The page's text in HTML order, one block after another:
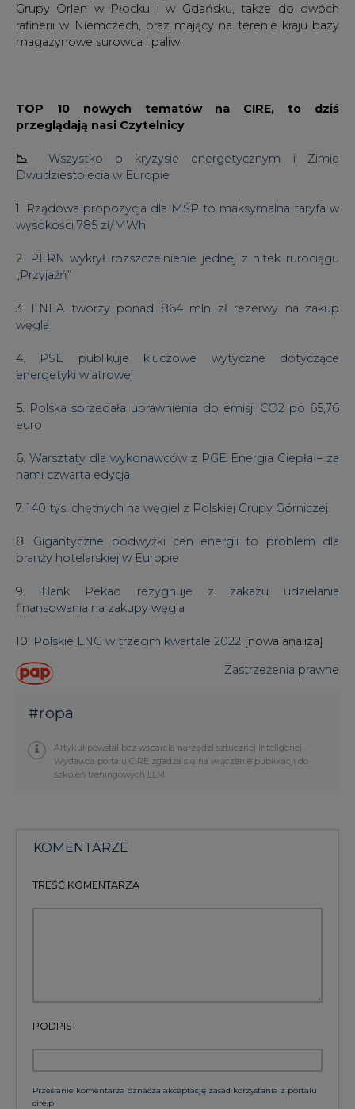
Grupy Orlen w Płocku i w Gdańsku, także do dwóch
rafinerii w Niemczech, oraz mający na terenie kraju bazy
magazynowe surowca i paliw.
TOP 10 nowych tematów na CIRE, to dziś
przeglądają nasi Czytelnicy
📉 Wszystko o kryzysie energetycznym i Zimie
Dwudziestolecia w Europie
1.
Rządowa propozycja dla MŚP to maksymalna taryfa w
wysokości 785 zł/MWh
2.
PERN wykrył rozszczelnienie jednej z nitek rurociągu
„Przyjaźń”
3. ENEA tworzy ponad 864 mln zł rezerwy na zakup
węgla
4. PSE publikuje kluczowe wytyczne dotyczące
energetyki wiatrowej
5.
Polska sprzedała uprawnienia do emisji CO2 po 65,76
euro
6. Warsztaty dla wykonawców z PGE Energia Ciepła – za
nami czwarta edycja
7.140 tys. chętnych na węgiel z Polskiej Grupy Górniczej
8. Gigantyczne podwyżki cen energii to problem dla
branży hotelarskiej w Europie
9.
Bank Pekao rezygnuje z zakazu udzielania
finansowania na zakupy węgla
10. Polskie LNG w trzecim kwartale 2022 [nowa analiza]
Zastrzeżenia prawne
#ropa
Artykuł powstał bez wsparcia narzędzi sztucznej inteligencji.
Wydawca portalu CIRE zgadza się na włączenie publikacji do
szkoleń treningowych LLM.
KOMENTARZE
TREŚĆ KOMENTARZA
PODPIS
Przesłanie komentarza oznacza akceptację zasad korzystania z portalu
cire.pl